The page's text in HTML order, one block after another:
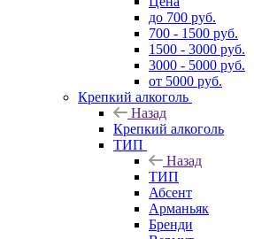
до 700 руб.
700 - 1500 руб.
1500 - 3000 руб.
3000 - 5000 руб.
от 5000 руб.
Крепкий алкоголь
Назад
Крепкий алкоголь
ТИП
Назад
ТИП
Абсент
Арманьяк
Бренди